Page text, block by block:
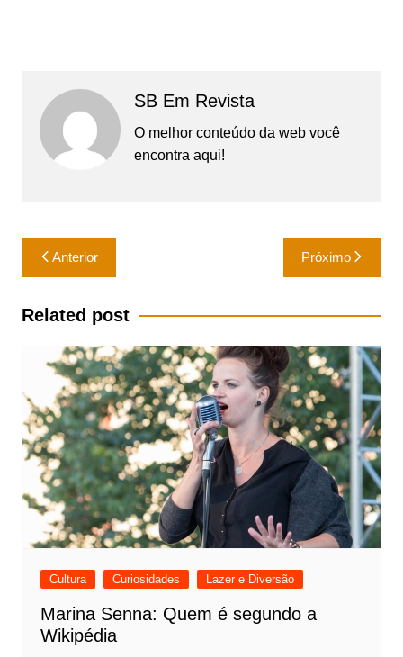
SB Em Revista
O melhor conteúdo da web você
encontra aqui!
Navegação
de
Post
Anterior Próximo
Related post
Cultura Curiosidades Lazer e Diversão
Marina Senna: Quem é segundo a
Wikipédia